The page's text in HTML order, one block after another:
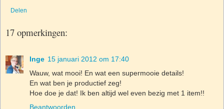
Delen
17 opmerkingen:
Inge 15 januari 2012 om 17:40
Wauw, wat mooi! En wat een supermooie details!
En wat ben je productief zeg!
Hoe doe je dat! Ik ben altijd wel even bezig met 1 item!!
Beantwoorden